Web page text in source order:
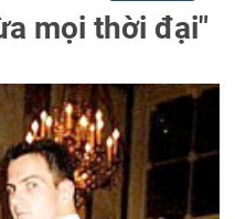
mọi thời đại"